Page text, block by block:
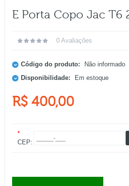
E Porta Copo Jac T6
0 Avaliações
Código do produto:
Não informado
Disponibilidade:
Em estoque
R$ 400,00
*
CEP: